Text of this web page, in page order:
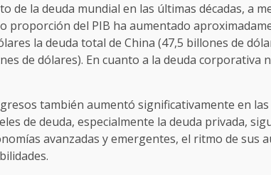
de la deuda mundial en las últimas décadas, a
proporción del PIB ha aumentado
la deuda total de China (47,5 billones de
de dólares). En cuanto a la deuda corporativa
también aumentó significativamente en
de deuda, especialmente la deuda privada,
avanzadas y emergentes, el ritmo de sus